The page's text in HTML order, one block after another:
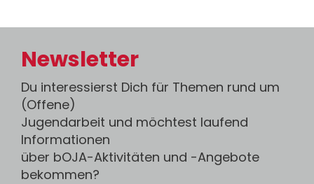
Newsletter
Du interessierst Dich für Themen rund um
(Offene)
Jugendarbeit und möchtest laufend
Informationen
über bOJA-Aktivitäten und -Angebote
bekommen?